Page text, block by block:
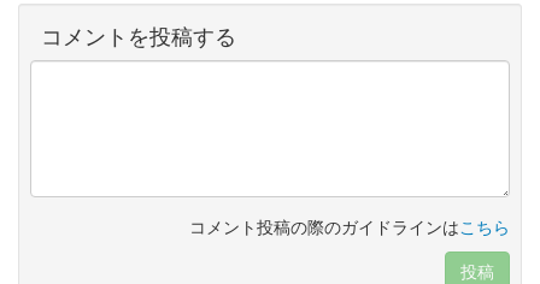
コメントを投稿する
コメント投稿の際のガイドラインはこちら
投稿